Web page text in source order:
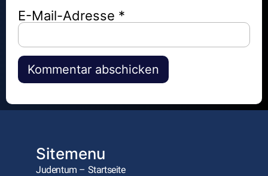
E-Mail-Adresse *
Alternative:
Sitemenu
Judentum – Startseite